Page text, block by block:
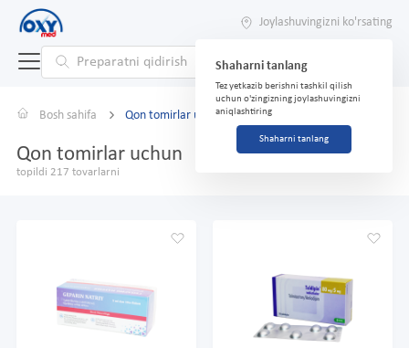
Joylashuvingizni ko'rsating
Shaharni tanlang
Tez yetkazib berishni tashkil qilish
uchun o'zingizning joylashuvingizni
aniqlashtiring
Shaharni tanlang
Bosh sahifa Qon tomirlar uchun
Qon tomirlar uchun
topildi 217 tovarlarni